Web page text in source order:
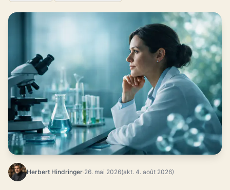
Herbert Hindringer·26. mai 2026(akt. 4. août 2026)